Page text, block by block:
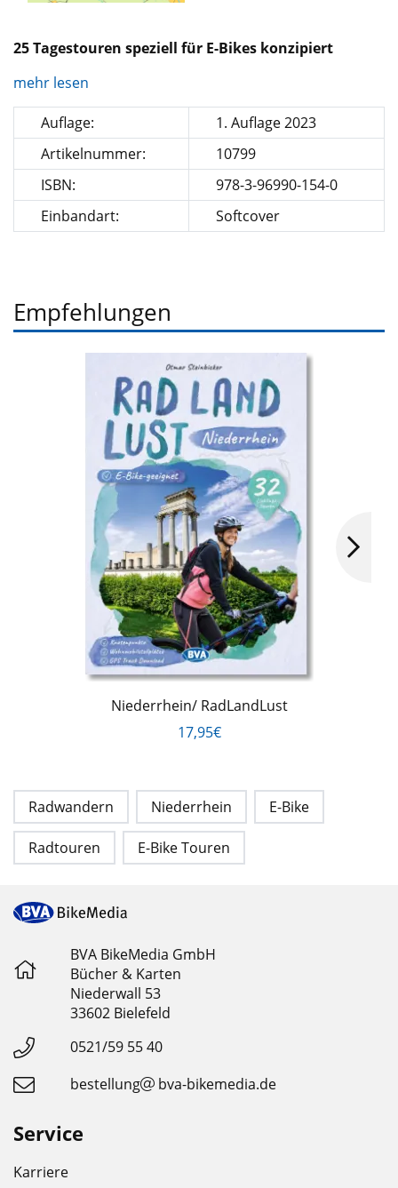
25 Tagestouren speziell für E-Bikes konzipiert
mehr lesen
Auflage:
1. Auflage 2023
Artikelnummer:
10799
ISBN:
978-3-96990-154-0
Einbandart:
Softcover
Empfehlungen
Niederrhein/ RadLandLust
17,95€
Radwandern Niederrhein E-Bike
Radtouren E-Bike Touren
BVA BikeMedia GmbH
Bücher & Karten
Niederwall 53
33602 Bielefeld
0521/59 55 40
bestellung
bva-bikemedia.de
Service
Karriere